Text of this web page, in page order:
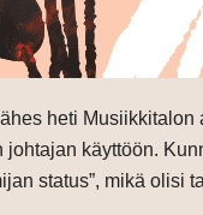
heti
johtajan käyttöön.
status”, mikä olisi